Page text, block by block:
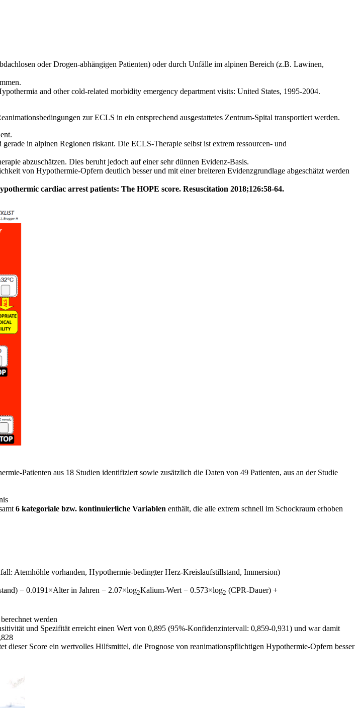
oder Drogen-abhängigen Patienten) oder durch Unfälle im alpinen Bereich (z.B. Lawinen,
and other cold-related morbidity emergency department visits: United States, 1995-2004.
zur ECLS in ein entsprechend ausgestattetes Zentrum-Spital transportiert werden.
in alpinen Regionen riskant. Die ECLS-Therapie selbst ist extrem ressourcen- und
abzuschätzen. Dies beruht jedoch auf einer sehr dünnen Evidenz-Basis.
von Hypothermie-Opfern deutlich besser und mit einer breiteren Evidenzgrundlage abgeschätzt werden
cardiac arrest patients: The HOPE score. Resuscitation 2018;126:58-64.
Patienten aus 18 Studien identifiziert sowie zusätzlich die Daten von 49 Patienten, aus an der Studie
6 kategoriale bzw. kontinuierliche Variablen enthält, die alle extrem schnell im Schockraum erhoben
Atemhöhle vorhanden, Hypothermie-bedingter Herz-Kreislaufstillstand, Immersion)
− 0.0191×Alter in Jahren − 2.07×log2Kalium-Wert − 0.573×log2 (CPR-Dauer) +
werden
und Spezifität erreicht einen Wert von 0,895 (95%-Konfidenzintervall: 0,859-0,931) und war damit
dieser Score ein wertvolles Hilfsmittel, die Prognose von reanimationspflichtigen Hypothermie-Opfern besser